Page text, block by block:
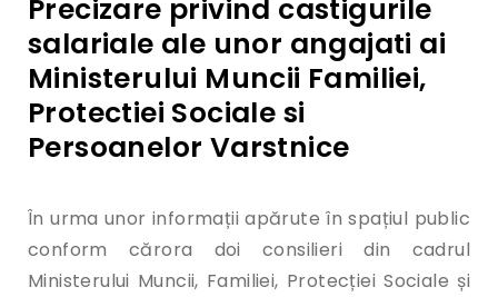
Precizare privind castigurile
salariale ale unor angajati ai
Ministerului Muncii Familiei,
Protectiei Sociale si
Persoanelor Varstnice
În urma unor informații apărute în spațiul public
conform cărora doi consilieri din cadrul
Ministerului Muncii, Familiei, Protecției Sociale și